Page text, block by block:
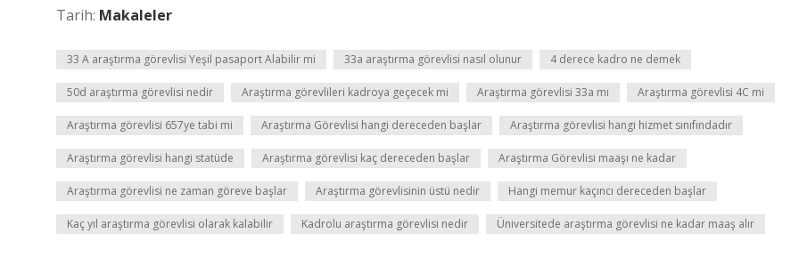
Tarih: Makaleler
33 A araştırma görevlisi Yeşil pasaport Alabilir mi 33a araştırma görevlisi nasıl olunur 4 derece kadro ne demek
50d araştırma görevlisi nedir Araştırma görevlileri kadroya geçecek mi Araştırma görevlisi 33a mı Araştırma görevlisi 4C mi
Araştırma görevlisi 657ye tabi mi Araştırma Görevlisi hangi dereceden başlar Araştırma görevlisi hangi hizmet sınıfındadır
Araştırma görevlisi hangi statüde Araştırma görevlisi kaç dereceden başlar Araştırma Görevlisi maaşı ne kadar
Araştırma görevlisi ne zaman göreve başlar Araştırma görevlisinin üstü nedir Hangi memur kaçıncı dereceden başlar
Kaç yıl araştırma görevlisi olarak kalabilir Kadrolu araştırma görevlisi nedir Üniversitede araştırma görevlisi ne kadar maaş alır